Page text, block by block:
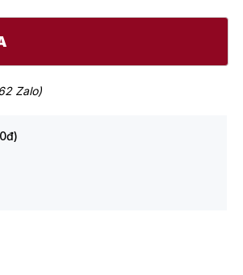
Zalo)